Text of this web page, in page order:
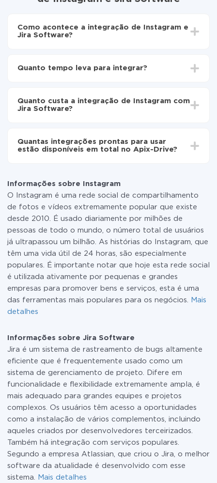
Como acontece a integração de Instagram e
Jira Software?
Jira Software
automaticamente de Instagram para Jira Software
Quanto tempo leva para integrar?
30 minutos. Em média, a configuração leva de 10 a 15
minutos.
Quanto custa a integração de Instagram com
Jira Software?
as tarifas. Você paga apenas pela quantidade de
dados que é realmente transferida de um de seus
ou mudar para um de pago, se necessário. Mais
detalhes sobretarifas.
Quantas integrações prontas para usar
estão disponíveis em total no Apix-Drive?
Informações sobre Instagram
O Instagram é uma rede social de compartilhamento
de fotos e vídeos extremamente popular que existe
desde 2010. É usado diariamente por milhões de
pessoas de todo o mundo, o número total de usuários
já ultrapassou um bilhão. As histórias do Instagram, que
têm uma vida útil de 24 horas, são especialmente
populares. É importante notar que hoje esta rede social
é utilizada ativamente por pequenas e grandes
empresas para promover bens e serviços, esta é uma
das ferramentas mais populares para os negócios.
Mais
detalhes
Informações sobre Jira Software
Jira é um sistema de rastreamento de bugs altamente
eficiente que é frequentemente usado como um
sistema de gerenciamento de projeto. Difere em
funcionalidade e flexibilidade extremamente ampla, é
mais adequado para grandes equipes e projetos
complexos. Os usuários têm acesso a oportunidades
como a instalação de vários complementos, incluindo
aqueles criados por desenvolvedores terceirizados.
Também há integração com serviços populares.
Segundo a empresa Atlassian, que criou o Jira, o melhor
software da atualidade é desenvolvido com esse
sistema.
Mais detalhes